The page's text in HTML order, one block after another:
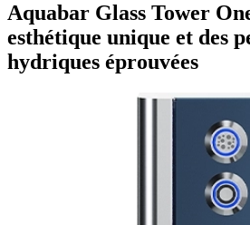
Aquabar Glass Tower
esthétique unique et des
hydriques éprouvées